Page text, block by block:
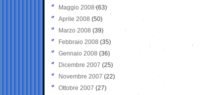
Maggio 2008(63)
Aprile 2008 (50)
Marzo 2008 (39)
Febbraio 2008 (35)
Gennaio 2008 (36)
Dicembre 2007 (25)
Novembre 2007 (22)
Ottobre 2007 (27)